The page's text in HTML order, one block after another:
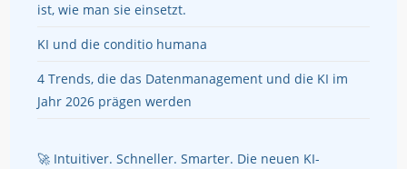
ist, wie man sie einsetzt.
KI und die conditio humana
4 Trends, die das Datenmanagement und die KI im
Jahr 2026 prägen werden
🚀 Intuitiver. Schneller. Smarter. Die neuen KI-